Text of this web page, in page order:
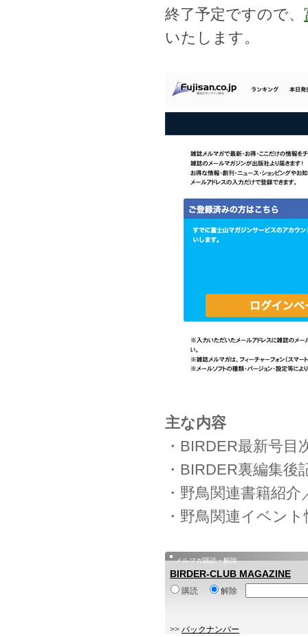
終了予定ですので、
いたします。
主な内容
・BIRDER最新号目
・BIRDER裏編集後
・野鳥関連書籍紹
・野鳥関連イベン
メルマガ購読・解除
BIRDER-CLUB MAGAZINE
購読 解除
>> バックナンバー